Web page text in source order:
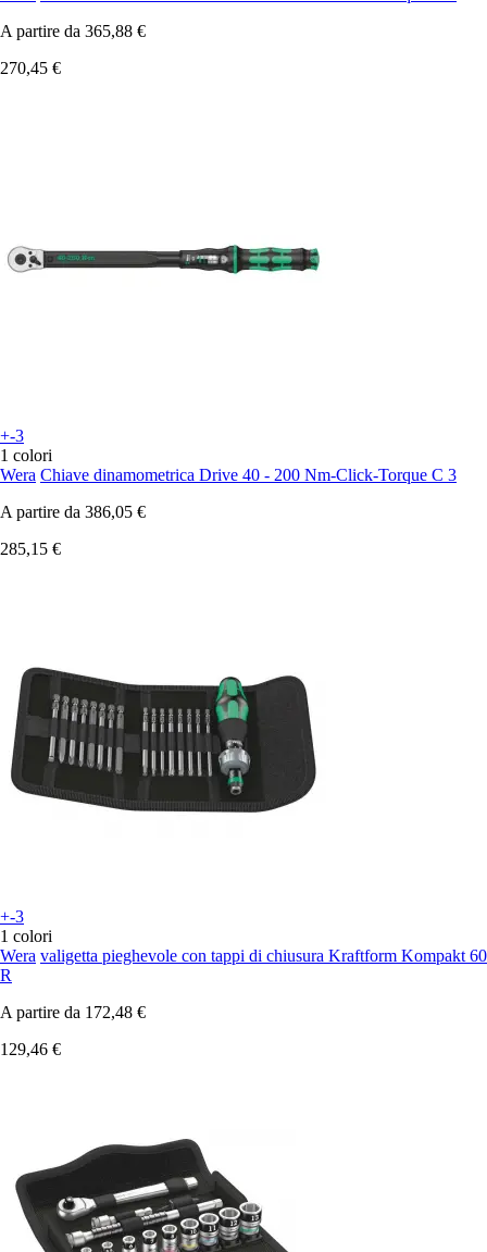
A partire da 365,88 €
270,45 €
+-3
1 colori
Wera Chiave dinamometrica Drive 40 - 200 Nm-Click-Torque C 3
A partire da 386,05 €
285,15 €
+-3
1 colori
Wera valigetta pieghevole con tappi di chiusura Kraftform Kompakt 60
R
A partire da 172,48 €
129,46 €